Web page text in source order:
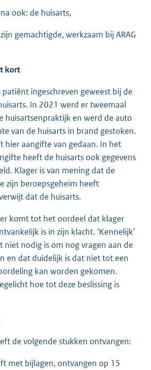
ook: de huisarts,
gemachtigde, werkzaam bij ARAG
kort
ingeschreven geweest bij de
In 2021 werd er tweemaal
huisartsenpraktijk en werd de auto
van de huisarts in brand gestoken.
hier aangifte van gedaan. In het
heeft de huisarts ook gegevens
Klager is van mening dat de
zijn beroepsgeheim heeft
dat de huisarts.
komt tot het oordeel dat klager
is in zijn klacht. ‘Kennelijk’
niet nodig is om nog vragen aan de
en dat duidelijk is dat niet tot een
kan worden gekomen.
hoe tot deze beslissing is
de volgende stukken ontvangen:
met bijlagen, ontvangen op 15